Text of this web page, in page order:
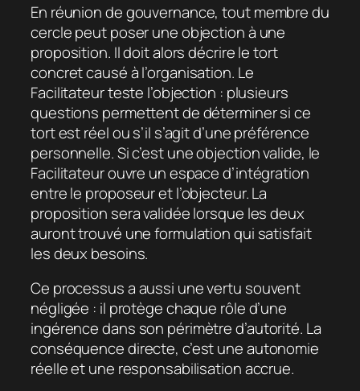
En réunion de gouvernance, tout membre du
cercle peut poser une objection à une
proposition. Il doit alors décrire le tort
concret causé à l’organisation. Le
Facilitateur teste l’objection : plusieurs
questions permettent de déterminer si ce
tort est réel ou s’il s’agit d’une préférence
personnelle. Si c’est une objection valide, le
Facilitateur ouvre un espace d’intégration
entre le proposeur et l’objecteur. La
proposition sera validée lorsque les deux
auront trouvé une formulation qui satisfait
les deux besoins.
Ce processus a aussi une vertu souvent
négligée : il protège chaque rôle d’une
ingérence dans son périmètre d’autorité. La
conséquence directe, c’est une autonomie
réelle et une responsabilisation accrue.